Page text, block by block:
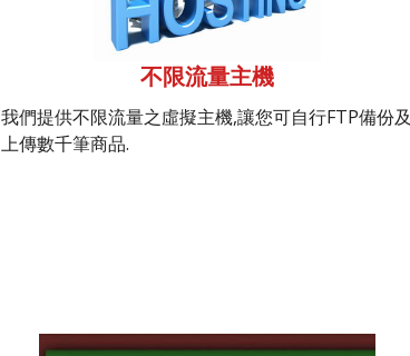
不限流量主機
我們提供不限流量之虛擬主機,讓您可自行FTP備份及
上傳數千筆商品.